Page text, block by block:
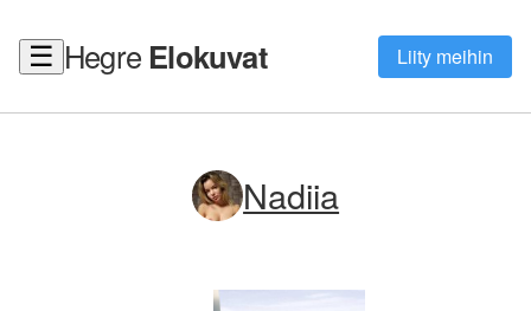
☰ Hegre Elokuvat Liity meihin
Nadiia